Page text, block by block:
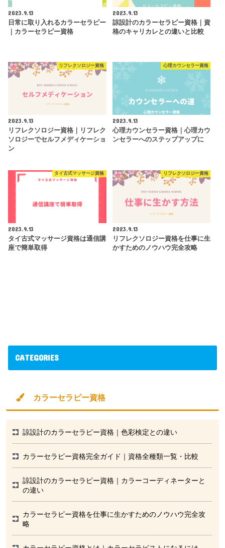
2023.9.13
日常に取り入れるカラーセラピー
｜カラーセラピー資格
2023.9.13
諒設計のカラーセラピー資格｜資
格のキャリカレとの違いと比較
リフレクソロジー資格
2023.9.13
リフレクソロジー資格｜リフレク
ソロジーでセルフメディケーショ
ン
心理カウンセラー資格
2023.9.13
心理カウンセラー資格｜心理カウ
ンセラーへのステップアップに
タイ古式マッサージ資格
2023.9.13
タイ古式マッサージ資格は通信講
座で簡単取得
リフレクソロジー資格
2023.9.13
リフレクソロジー資格を仕事に生
かすためのノウハウ完全攻略
CATEGORIES
カラーセラピー資格
諒設計のカラーセラピー資格｜色彩検定との違い
カラーセラピー資格完全ガイド｜資格全種類一覧・比較
諒設計のカラーセラピー資格｜カラーコーディネーターと
の違い
カラーセラピー資格を仕事に生かすためのノウハウ完全攻
略